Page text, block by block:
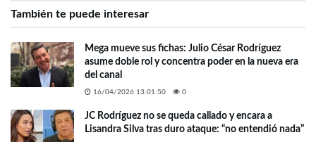
También te puede interesar
Mega mueve sus fichas: Julio César Rodríguez
asume doble rol y concentra poder en la nueva era
del canal
16/04/2026 13:01:50 0
JC Rodríguez no se queda callado y encara a
Lisandra Silva tras duro ataque: “no entendió nada”